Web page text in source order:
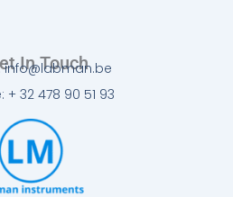
é
t
:
€
3
.
t
:
9
In Touch
info@labman.be
+ 32 478 90 51 93